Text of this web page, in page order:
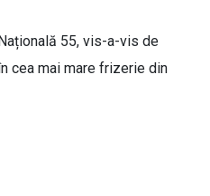
55, vis-a-vis de
cea mai mare frizerie din